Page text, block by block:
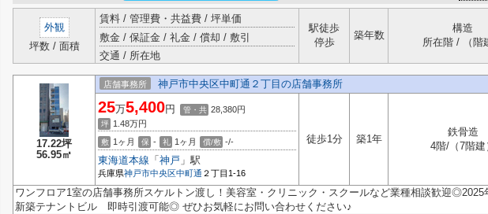
外観
坪数 / 面積
賃料 / 管理費・共益費 / 坪単価
敷金 / 保証金 / 礼金 / 償却 / 敷引
交通 / 所在地
駅徒歩
停歩
築年数
構造
所在階 / （階
17.22坪
56.95㎡
店舗事務所 神戸市中央区中町通２丁目の店舗事務所
25万5,400円 管・共 28,380円
坪 1.48万円
敷 1ヶ月 保 - 礼 1ヶ月 償/敷 -/-
東海道本線 「 神戸 」駅
兵庫県神戸市中央区中町通 ２丁目1-16
徒歩1分 築1年
鉄骨造
4階/（7階建
ワンフロア1室の店舗事務所スケルトン渡し！美容室・クリニック・スクールなど業種相談歓迎◎2025
新築テナントビル 即時引渡可能◎ ぜひお気軽にお問い合わせください♪